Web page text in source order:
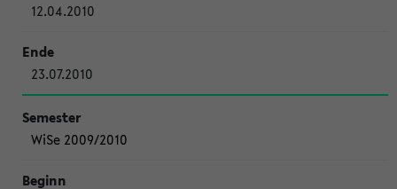
12.04.2010
23.07.2010
WiSe 2009/2010